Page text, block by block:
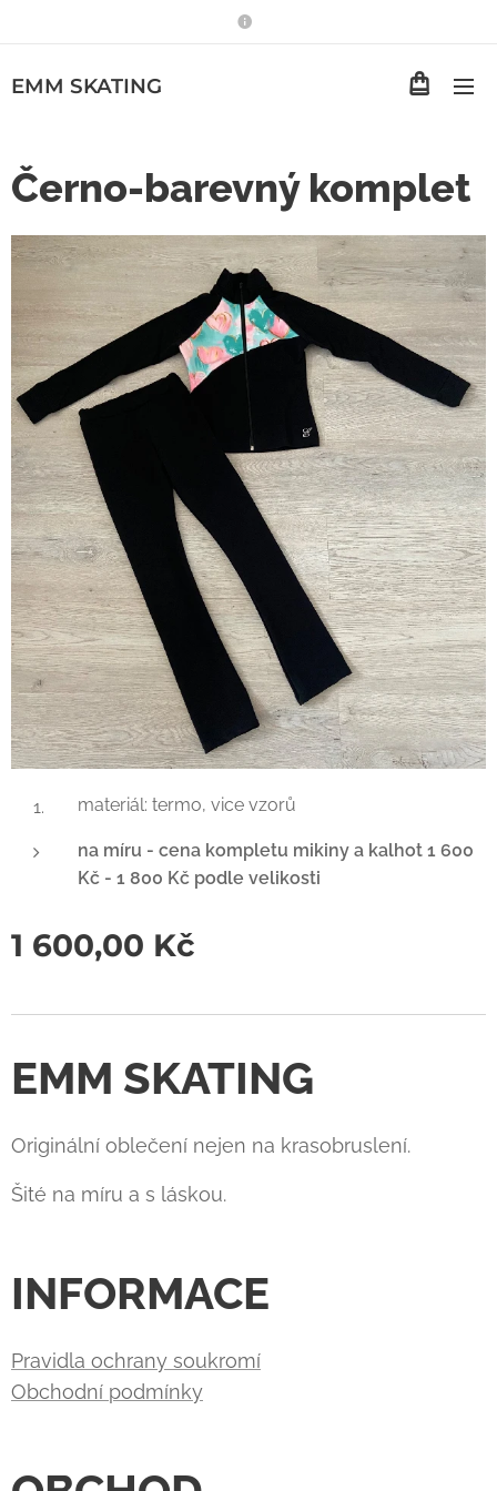
EMM SKATING
Černo-barevný komplet
materiál: termo, vice vzorů
na míru - cena kompletu mikiny a kalhot 1 600
Kč - 1 800 Kč podle velikosti
1 600,00 Kč
EMM SKATING
Originální oblečení nejen na krasobruslení.
Šité na míru a s láskou.
INFORMACE
Pravidla ochrany soukromí
Obchodní podmínky